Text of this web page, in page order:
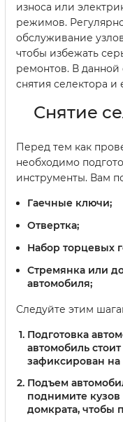
износа или
режимов.
обслуживание
чтобы избежать
ремонтов. В
снятия селектора и
Снятие
Перед тем как
необходимо
инструменты. Вам
Гаечные ключи;
Отвертка;
Набор торцевых
Стремянка или
автомобиля;
Следуйте этим
Подготовка
автомобиль
зафиксирован на
Подъем
поднимите
домкрата, чтобы